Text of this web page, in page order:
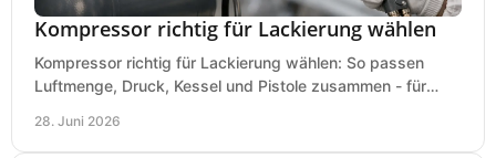
Kompressor richtig für Lackierung wählen
Kompressor richtig für Lackierung wählen: So passen
Luftmenge, Druck, Kessel und Pistole zusammen - für
28. Juni 2026